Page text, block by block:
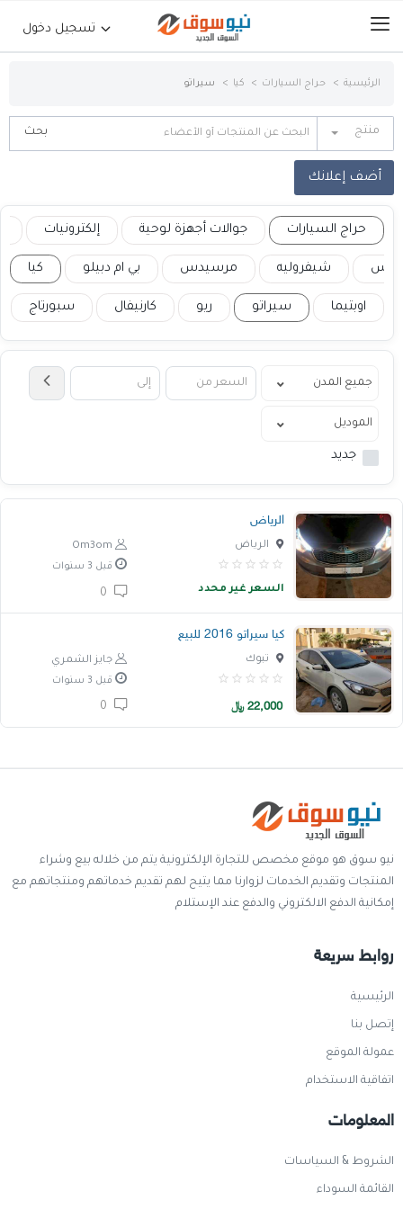
تسجيل دخول
الرئيسية
حراج السيارات
جوالات أجهزة لوحية
إلكترونيات
عقارات
خدمات
إتصل بنا
اتفاقية الاستخدام
الشروط & السياسات
تسجيل دخول
التسجيل في الموقع
الرئيسية حراج السيارات كيا سيراتو
منتج
أضف إعلانك
حراج السيارات جوالات أجهزة لوحية إلكترونيات
لكزس شيفروليه مرسيدس بي ام دبيلو كيا
اوبتيما سيراتو ريو كارنيفال سبورتاج
جديد
الرياض
الرياض
قبل 3 سنوات
السعر غير محدد
كيا سيراتو 2016 للبيع
جايز الشمري تبوك
قبل 3 سنوات
22,000 ﷼
نيو سوق هو موقع مخصص للتجارة الإلكترونية يتم من خلاله بيع وشراء
المنتجات وتقديم الخدمات لزوارنا مما يتيح لهم تقديم خدماتهم ومنتجاتهم مع
إمكانية الدفع الالكتروني والدفع عند الإستلام
روابط سريعة
الرئيسية
إتصل بنا
عمولة الموقع
اتفاقية الاستخدام
المعلومات
الشروط & السياسات
القائمة السوداء